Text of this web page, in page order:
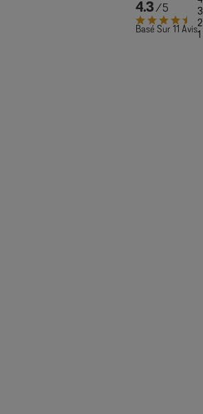
4.3
Basé Sur 11 Avis
3
2
1